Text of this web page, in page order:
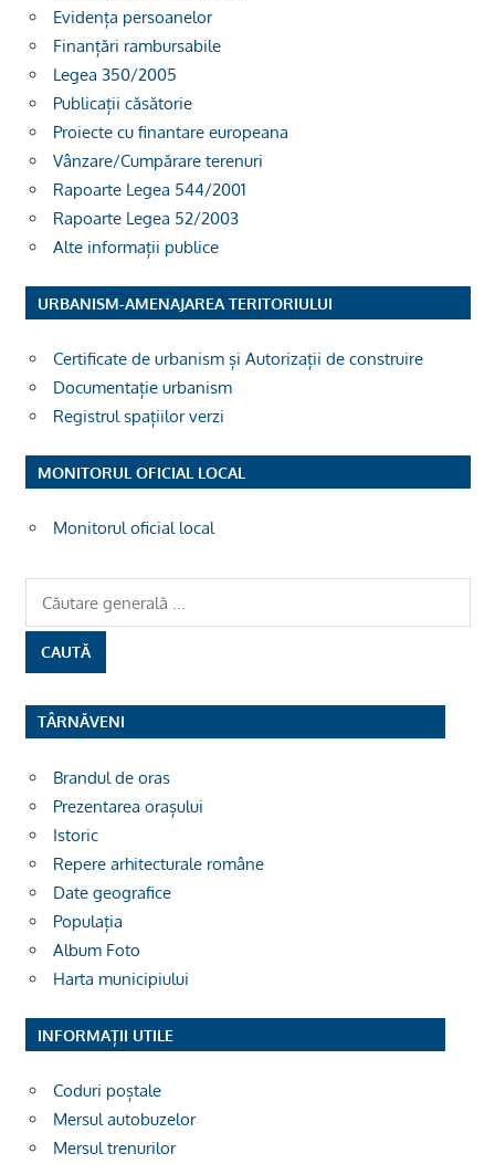
Evidența persoanelor
Finanțări rambursabile
Legea 350/2005
Publicații căsătorie
Proiecte cu finantare europeana
Vânzare/Cumpărare terenuri
Rapoarte Legea 544/2001
Rapoarte Legea 52/2003
Alte informații publice
URBANISM-AMENAJAREA TERITORIULUI
Certificate de urbanism și Autorizații de construire
Documentație urbanism
Registrul spațiilor verzi
MONITORUL OFICIAL LOCAL
Monitorul oficial local
TÂRNĂVENI
Brandul de oras
Prezentarea orașului
Istoric
Repere arhitecturale române
Date geografice
Populația
Album Foto
Harta municipiului
INFORMAȚII UTILE
Coduri poștale
Mersul autobuzelor
Mersul trenurilor